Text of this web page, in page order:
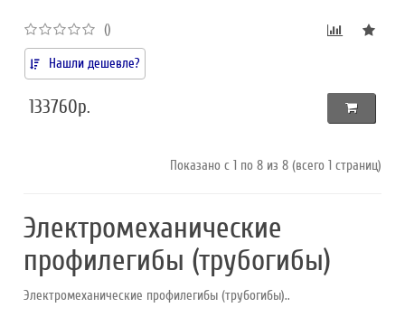
()
Нашли дешевле?
133760р.
Показано с 1 по 8 из 8 (всего 1 страниц)
Электромеханические
профилегибы (трубогибы)
Электромеханические профилегибы (трубогибы)..